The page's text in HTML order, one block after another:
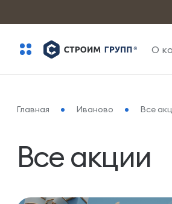
О
Главная Иваново Все
Все акции